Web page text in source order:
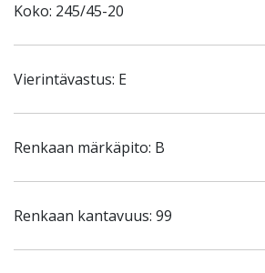
Koko: 245/45-20
Vierintävastus: E
Renkaan märkäpito: B
Renkaan kantavuus: 99